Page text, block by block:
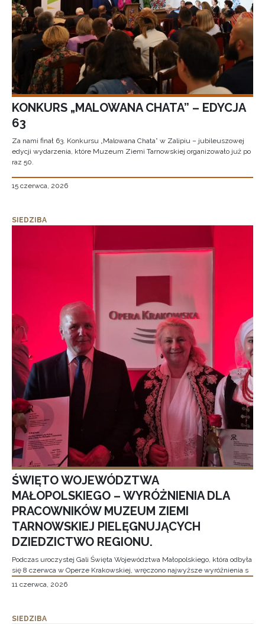
KONKURS „MALOWANA CHATA” – EDYCJA
63
Za nami finał 63. Konkursu „Malowana Chata” w Zalipiu – jubileuszowej
edycji wydarzenia, które Muzeum Ziemi Tarnowskiej organizowało już po
raz 50.
15 czerwca, 2026
SIEDZIBA
ŚWIĘTO WOJEWÓDZTWA
MAŁOPOLSKIEGO – WYRÓŻNIENIA DLA
PRACOWNIKÓW MUZEUM ZIEMI
TARNOWSKIEJ PIELĘGNUJĄCYCH
DZIEDZICTWO REGIONU.
Podczas uroczystej Gali Święta Województwa Małopolskiego, która odbyła
się 8 czerwca w Operze Krakowskiej, wręczono najwyższe wyróżnienia s
11 czerwca, 2026
SIEDZIBA